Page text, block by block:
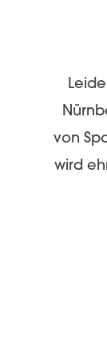
von
wird